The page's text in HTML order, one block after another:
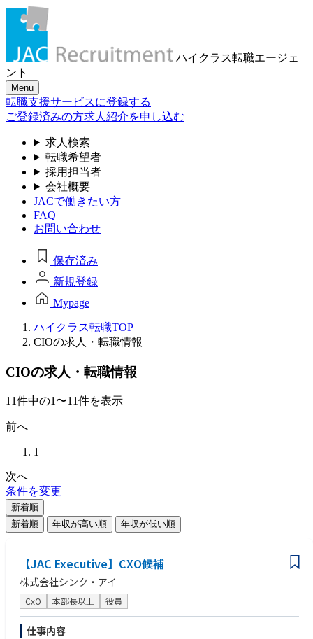
ハイクラス転職エージェ
ント
Menu
転職支援サービスに登録する
ご登録済みの方求人紹介を申し込む
求人検索
転職希望者
採用担当者
会社概要
JACで働きたい方
FAQ
お問い合わせ
保存済み
新規登録
Mypage
ハイクラス転職TOP
CIOの求人・転職情報
CIOの求人・転職情報
11件中の1〜11件を表示
前へ
1
次へ
条件を変更
新着順
新着順
年収が高い順 年収が低い順
【JAC Executive】CXO候補
株式会社シンク・アイ
CxO 本部長以上 役員
仕事内容